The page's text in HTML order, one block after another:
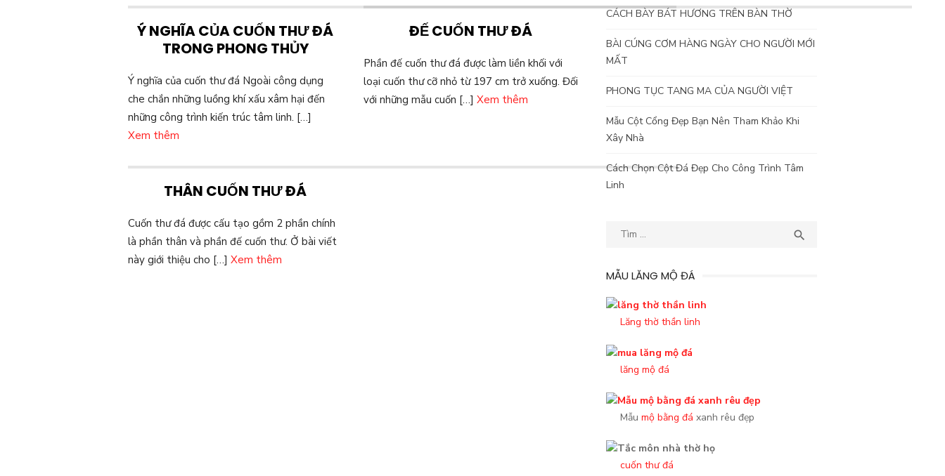
Ý NGHĨA CỦA CUỐN THƯ ĐÁ
TRONG PHONG THỦY
Ý nghĩa của cuốn thư đá Ngoài công dụng
che chắn những luồng khí xấu xâm hại đến
những công trình kiến trúc tâm linh. […]
Xem thêm
ĐẾ CUỐN THƯ ĐÁ
Phần đế cuốn thư đá được làm liền khối với
loại cuốn thư cỡ nhỏ từ 197 cm trở xuống. Đối
với những mẫu cuốn […] Xem thêm
THÂN CUỐN THƯ ĐÁ
Cuốn thư đá được cấu tạo gồm 2 phần chính
là phần thân và phần đế cuốn thư. Ở bài viết
này giới thiệu cho […] Xem thêm
CÁCH BÀY BÁT HƯƠNG TRÊN BÀN THỜ
BÀI CÚNG CƠM HÀNG NGÀY CHO NGƯỜI MỚI
MẤT
PHONG TỤC TANG MA CỦA NGƯỜI VIỆT
Mẫu Cột Cổng Đẹp Bạn Nên Tham Khảo Khi
Xây Nhà
Cách Chọn Cột Đá Đẹp Cho Công Trình Tâm
Linh
kiếm
cho:

MẪU LĂNG MỘ ĐÁ
Lăng thờ thần linh
lăng mộ đá
Mẫu mộ bằng đá xanh rêu đẹp
cuốn thư đá